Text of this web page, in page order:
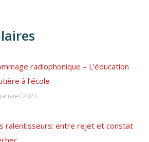
radiophonique – L’éducation
à l’école
2023
ralentisseurs: entre rejet et constat